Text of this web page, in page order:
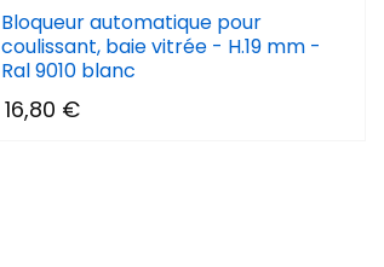
Bloqueur automatique pour
coulissant, baie vitrée - H.19 mm -
Ral 9010 blanc
16,80 €